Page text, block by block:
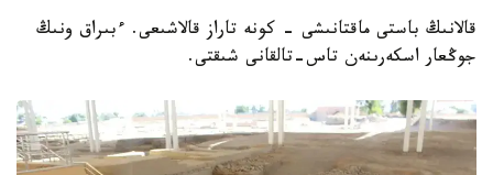
قالانىڭ باستى ماقتانىشى - كونە تاراز قالاشىعى. ءبىراق ونىڭ
جوڭعار اسكەرىنەن تاس-تالقانى شىقتى.